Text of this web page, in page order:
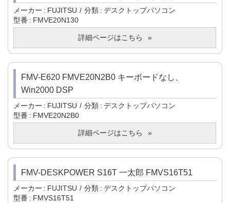
メーカー FUJITSU 分類
デスクトップパソコン
型番
FMVE20N130
詳細ページはこちら
FMV-E620 FMVE20N2B0 キーボードなし、
Win2000 DSP
メーカー FUJITSU 分類
デスクトップパソコン
型番
FMVE20N2B0
詳細ページはこちら
FMV-DESKPOWER S16T 一太郎 FMVS16T51
メーカー FUJITSU 分類
デスクトップパソコン
型番
FMVS16T51